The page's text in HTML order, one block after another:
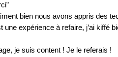
bien nous avons appris des
une expérience à refaire, j’ai kiffé
je suis content ! Je le referais !